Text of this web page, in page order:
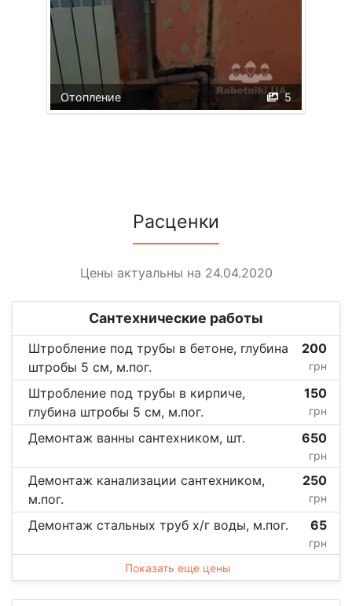
5
Отопление
Расценки
Цены актуальны на 24.04.2020
Сантехнические работы
Штробление под трубы в бетоне, глубина
штробы 5 см, м.пог.
200
грн
Штробление под трубы в кирпиче,
глубина штробы 5 см, м.пог.
150
грн
Демонтаж ванны сантехником, шт. 650
грн
Демонтаж канализации сантехником,
м.пог.
250
грн
Демонтаж стальных труб х/г воды, м.пог. 65
грн
Показать еще цены